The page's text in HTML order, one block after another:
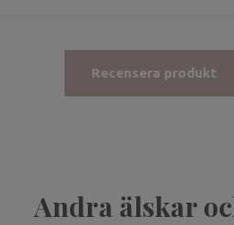
Recensera produkt
Andra älskar